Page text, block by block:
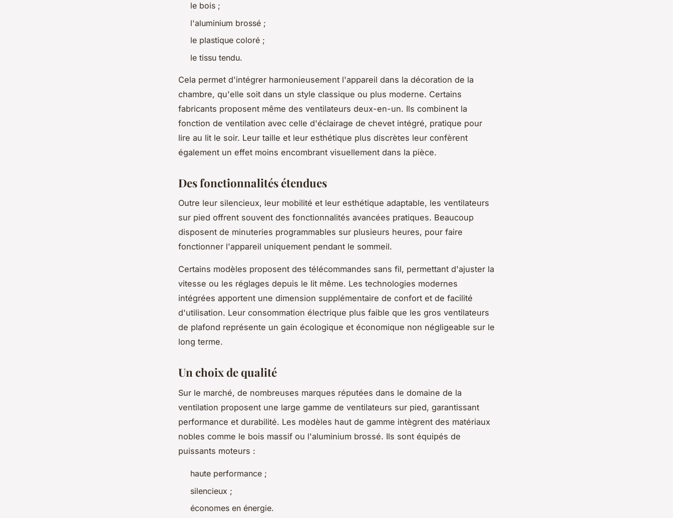
le bois ;
l'aluminium brossé ;
le plastique coloré ;
le tissu tendu.
Cela permet d'intégrer harmonieusement l'appareil dans la décoration de la
chambre, qu'elle soit dans un style classique ou plus moderne. Certains
fabricants proposent même des ventilateurs deux-en-un. Ils combinent la
fonction de ventilation avec celle d'éclairage de chevet intégré, pratique pour
lire au lit le soir. Leur taille et leur esthétique plus discrètes leur confèrent
également un effet moins encombrant visuellement dans la pièce.
Des fonctionnalités étendues
Outre leur silencieux, leur mobilité et leur esthétique adaptable, les ventilateurs
sur pied offrent souvent des fonctionnalités avancées pratiques. Beaucoup
disposent de minuteries programmables sur plusieurs heures, pour faire
fonctionner l'appareil uniquement pendant le sommeil.
Certains modèles proposent des télécommandes sans fil, permettant d'ajuster la
vitesse ou les réglages depuis le lit même. Les technologies modernes
intégrées apportent une dimension supplémentaire de confort et de facilité
d'utilisation. Leur consommation électrique plus faible que les gros ventilateurs
de plafond représente un gain écologique et économique non négligeable sur le
long terme.
Un choix de qualité
Sur le marché, de nombreuses marques réputées dans le domaine de la
ventilation proposent une large gamme de ventilateurs sur pied, garantissant
performance et durabilité. Les modèles haut de gamme intègrent des matériaux
nobles comme le bois massif ou l'aluminium brossé. Ils sont équipés de
puissants moteurs :
haute performance ;
silencieux ;
économes en énergie.